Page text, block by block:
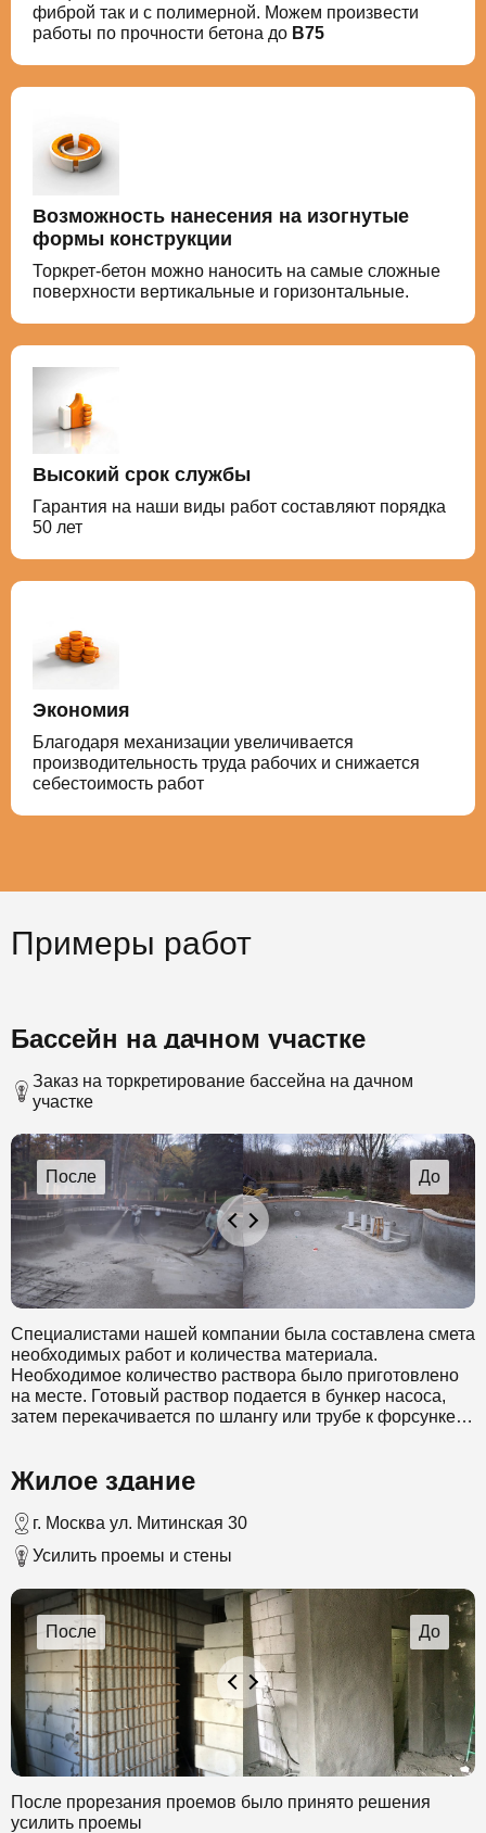
фиброй так и с полимерной. Можем произвести
работы по прочности бетона до В75
Возможность нанесения на изогнутые
формы конструкции
Торкрет-бетон можно наносить на самые сложные
поверхности вертикальные и горизонтальные.
Высокий срок службы
Гарантия на наши виды работ составляют порядка
50 лет
Экономия
Благодаря механизации увеличивается
производительность труда рабочих и снижается
себестоимость работ
Примеры работ
Бассейн на дачном участке
Заказ на торкретирование бассейна на дачном
участке
Специалистами нашей компании была составлена смета
необходимых работ и количества материала.
Необходимое количество раствора было приготовлено
на месте. Готовый раствор подается в бункер насоса,
затем перекачивается по шлангу или трубе к форсунке.
помощью которого происходит выбрызгивание смеси.
был создан слой бетона в 30 см.
Жилое здание
г. Москва ул. Митинская 30
Усилить проемы и стены
После прорезания проемов было принято решения
усилить проемы